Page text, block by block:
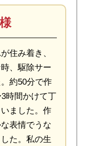
住み着き、
、駆除サー
約50分で作
時間かけて丁
ました。作
表情でうな
た。私の生